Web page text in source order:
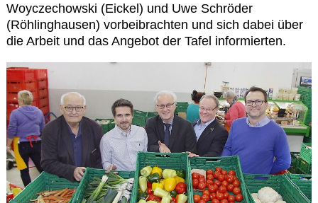
Woyczechowski (Eickel) und Uwe Schröder
(Röhlinghausen) vorbeibrachten und sich dabei über
die Arbeit und das Angebot der Tafel informierten.